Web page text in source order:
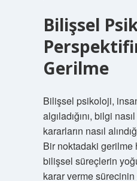
Bilişsel
Gerilme
Bilişsel psikoloji,
algıladığını, bilgi
kararların nasıl
Bir noktadaki
bilişsel süreçlerin
karar verme sürecinin